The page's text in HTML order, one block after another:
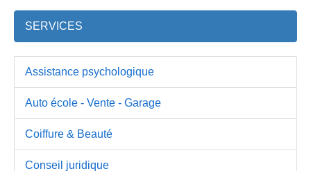
SERVICES
Assistance psychologique
Auto école - Vente - Garage
Coiffure & Beauté
Conseil juridique